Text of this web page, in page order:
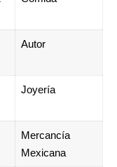
Autor
Joyería
Mercancía
Mexicana